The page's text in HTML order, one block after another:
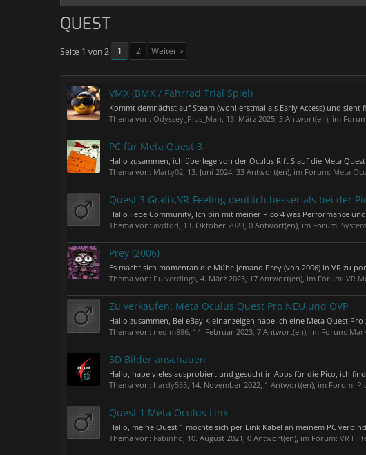
QUEST
Seite 1 von 2 1 2 Weiter >
VMX (BMX / Fahrrad Trial Spiel)
Kommt demnächst auf Steam (wohl erstmal als Early Access) und
Thema von: Odyssey_Plus_Man, 13. März 2025, 3 Antwort(en), im
PC für Meta Quest 3
Hallo zusammen, ich überlege von der Oculus Rift S auf die Meta
Thema von: Marty02, 13. Juni 2024, 33 Antwort(en), im Forum: Meta
Quest 3 Grafik,VR-Feeling deutlich besser als bei der
Hallo liebe Community, Ich bin mit meiner Pico 4 was Performance
Thema von: avdfdd, 13. Oktober 2023, 0 Antwort(en), im Forum:
Prey (2006)
Es macht sich momentan die Mühe jemand Prey (von 2006) in VR zu
Thema von: Pulverdings, 4. März 2023, 17 Antwort(en), im Forum: VR
Zu verkaufen: Meta Oculus Quest Pro NEU und OVP
Hallo zusammen, Bei eBay Kleinanzeigen habe ich eine Meta Quest
Thema von: nedim886, 14. Februar 2023, 7 Antwort(en), im Forum:
3D Bilder anschauen
Hallo, habe vieles ausprobiert und gesucht in Apps für die Pico, ich
Thema von: hardy555, 14. November 2022, 1 Antwort(en), im Forum:
Quest 1 Meta Oculus Link
Hallo, meine Quest 1 möchte sich per Link Kabel an meinem PC
Thema von: Fabinho, 10. August 2021 , 0 Antwort(en), im Forum: VR